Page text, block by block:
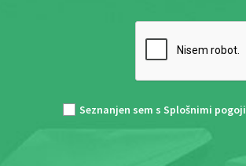
Seznanjen sem s Splošnimi pogoji